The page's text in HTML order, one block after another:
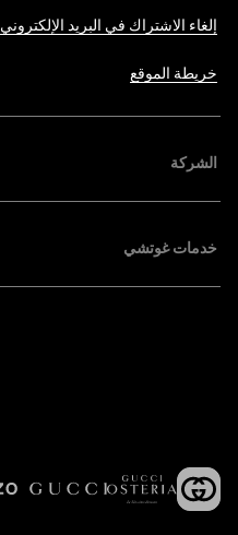
إلغاء الاشتراك في البريد الإلكتروني
خريطة الموقع
الشركة
خدمات غوتشي